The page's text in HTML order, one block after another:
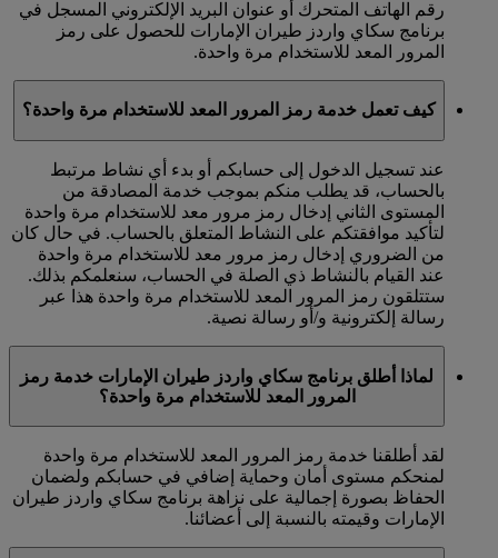
رقم الهاتف المتحرك أو عنوان البريد الإلكتروني المسجل في
برنامج سكاي واردز طيران الإمارات للحصول على رمز
المرور المعد للاستخدام مرة واحدة.
كيف تعمل خدمة رمز المرور المعد للاستخدام مرة واحدة؟
عند تسجيل الدخول إلى حسابكم أو بدء أي نشاط مرتبط
بالحساب، قد يطلب منكم بموجب خدمة المصادقة من
المستوى الثاني إدخال رمز مرور معد للاستخدام مرة واحدة
لتأكيد موافقتكم على النشاط المتعلق بالحساب. في حال كان
من الضروري إدخال رمز مرور معد للاستخدام مرة واحدة
عند القيام بالنشاط ذي الصلة في الحساب، سنعلمكم بذلك.
ستتلقون رمز المرور المعد للاستخدام مرة واحدة هذا عبر
رسالة إلكترونية و/أو رسالة نصية.
لماذا أطلق برنامج سكاي واردز طيران الإمارات خدمة رمز
المرور المعد للاستخدام مرة واحدة؟
لقد أطلقنا خدمة رمز المرور المعد للاستخدام مرة واحدة
لمنحكم مستوى أمان وحماية إضافي في حسابكم ولضمان
الحفاظ بصورة إجمالية على نزاهة برنامج سكاي واردز طيران
الإمارات وقيمته بالنسبة إلى أعضائنا.